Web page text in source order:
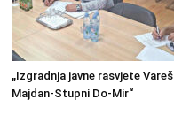
„Izgradnja javne rasvjete Vareš
Majdan-Stupni Do-Mir“